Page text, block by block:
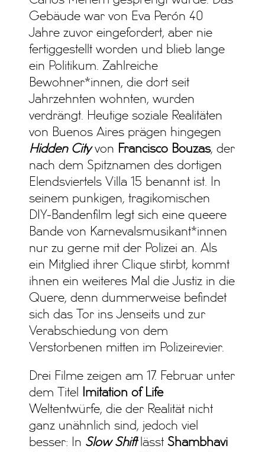
Gebäude war von Eva Perón 40
Jahre zuvor eingefordert, aber nie
fertiggestellt worden und blieb lange
ein Politikum. Zahlreiche
Bewohner*innen, die dort seit
Jahrzehnten wohnten, wurden
verdrängt. Heutige soziale Realitäten
von Buenos Aires prägen hingegen
Hidden Cityvon Francisco Bouzas, der
nach dem Spitznamen des dortigen
Elendsviertels Villa 15 benannt ist. In
seinem punkigen, tragikomischen
DIY-Bandenfilm legt sich eine queere
Bande von Karnevalsmusikant*innen
nur zu gerne mit der Polizei an. Als
ein Mitglied ihrer Clique stirbt, kommt
ihnen ein weiteres Mal die Justiz in die
Quere, denn dummerweise befindet
sich das Tor ins Jenseits und zur
Verabschiedung von dem
Verstorbenen mitten im Polizeirevier.
Drei Filme zeigen am 17. Februar unter
dem Titel
Imitation of Life
Weltentwürfe, die der Realität nicht
ganz unähnlich sind, jedoch viel
besser: In Slow ShiftlässtShambhavi